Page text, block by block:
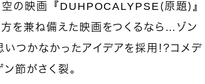
の映画『DUHPOCALYPSE（原題）』
を兼ね備えた映画をつくるなら…ゾン
つかなかったアイデアを採用！？コメデ
節がさく裂。